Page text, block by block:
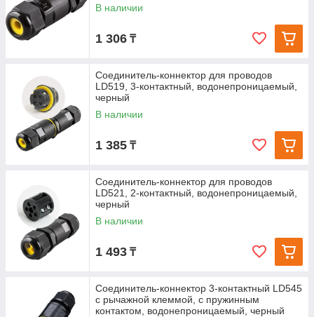
В наличии
1 306 ₸
Соединитель-коннектор для проводов
LD519, 3-контактный, водонепроницаемый,
черный
В наличии
1 385 ₸
Соединитель-коннектор для проводов
LD521, 2-контактный, водонепроницаемый,
черный
В наличии
1 493 ₸
Соединитель-коннектор 3-контактный LD545
с рычажной клеммой, с пружинным
контактом, водонепроницаемый, черный